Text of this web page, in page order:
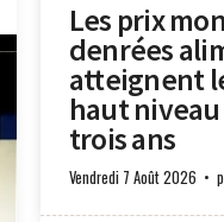
Les prix
denrées
atteignent
haut
trois ans
Vendredi 7 Août 2026